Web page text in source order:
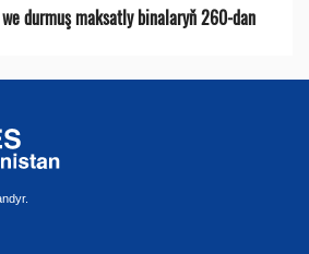
durmuş maksatly binalaryň 260-dan